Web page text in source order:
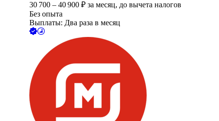
30 700 – 40 900 ₽ за месяц, до вычета налогов
Без опыта
Выплаты: Два раза в месяц